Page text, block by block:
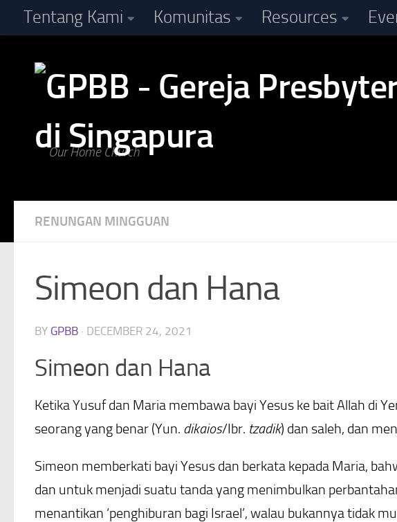
Skip to content
Tentang Kami Komunitas Resources
Our Home Church
RENUNGAN MINGGUAN
Simeon dan Hana
BY GPBB · DECEMBER 24, 2021
Simeon dan Hana
Ketika Yusuf dan Maria membawa bayi Yesus ke bait Allah di
seorang yang benar (Yun. dikaios/Ibr. tzadik) dan saleh, dan
Simeon memberkati bayi Yesus dan berkata kepada Maria,
dan untuk menjadi suatu tanda yang menimbulkan
menantikan ‘penghiburan bagi Israel’, walau bukannya tidak